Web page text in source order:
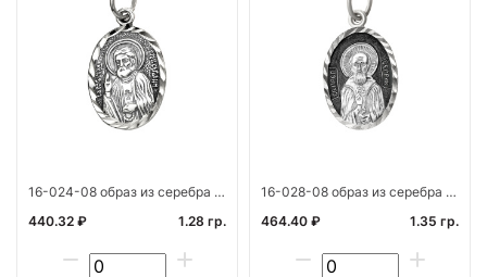
16-024-08 образ из серебра алм(Серафим) част. черн. штамп
440.32 ₽
1.28 гр.
16-028-08 образ из серебра алм(Сергий) ч/ч штамп
464.40 ₽
1.35 гр.